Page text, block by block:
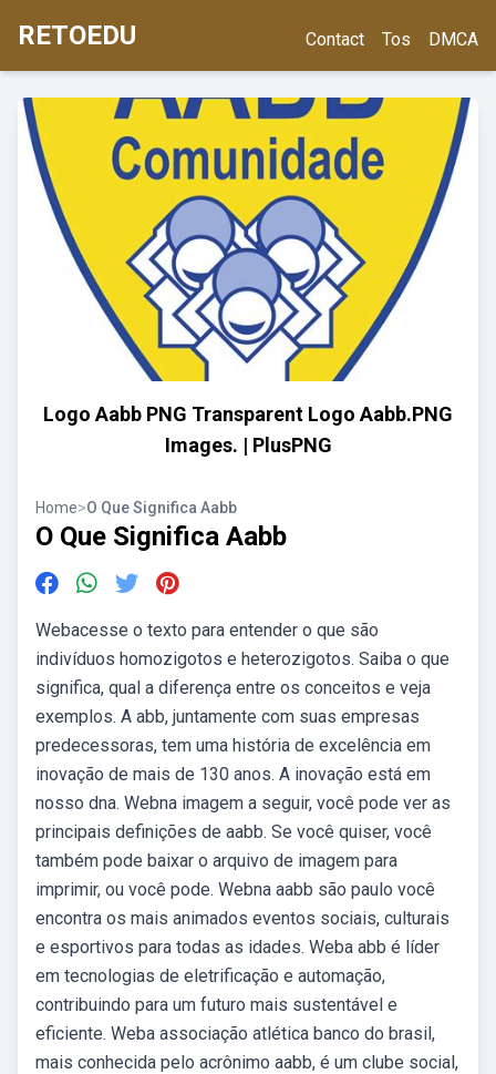
RETOEDU Contact Tos DMCA
Logo Aabb PNG Transparent Logo Aabb.PNG
Images. | PlusPNG
Home>O Que Significa Aabb
O Que Significa Aabb
Webacesse o texto para entender o que são
indivíduos homozigotos e heterozigotos. Saiba o que
significa, qual a diferença entre os conceitos e veja
exemplos. A abb, juntamente com suas empresas
predecessoras, tem uma história de excelência em
inovação de mais de 130 anos. A inovação está em
nosso dna. Webna imagem a seguir, você pode ver as
principais definições de aabb. Se você quiser, você
também pode baixar o arquivo de imagem para
imprimir, ou você pode. Webna aabb são paulo você
encontra os mais animados eventos sociais, culturais
e esportivos para todas as idades. Weba abb é líder
em tecnologias de eletrificação e automação,
contribuindo para um futuro mais sustentável e
eficiente. Weba associação atlética banco do brasil,
mais conhecida pelo acrônimo aabb, é um clube social,